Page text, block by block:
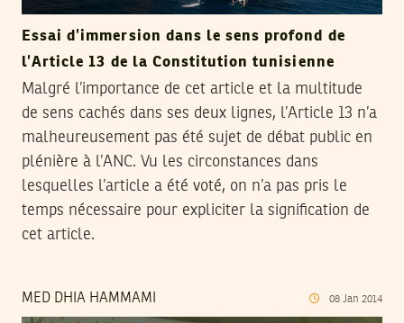
Essai d’immersion dans le sens profond de
l’Article 13 de la Constitution tunisienne
Malgré l’importance de cet article et la multitude
de sens cachés dans ses deux lignes, l’Article 13 n’a
malheureusement pas été sujet de débat public en
plénière à l’ANC. Vu les circonstances dans
lesquelles l’article a été voté, on n’a pas pris le
temps nécessaire pour expliciter la signification de
cet article.
MED DHIA HAMMAMI 08 Jan 2014